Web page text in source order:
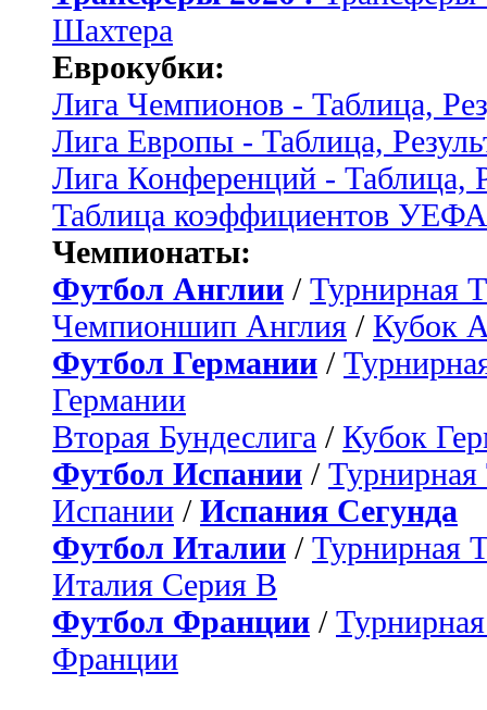
Шахтера
Еврокубки:
Лига Чемпионов - Таблица,
Лига Европы - Таблица,
Лига Конференций - Таблица,
Таблица коэффициентов УЕФА
Чемпионаты:
Футбол Англии / Турнирная
Чемпионшип Англия / Кубок
Футбол Германии /
Германии
Вторая Бундеслига / Кубок
Футбол Испании / Турнирная
Испании / Испания Сегунда
Футбол Италии / Турнирная
Италия Серия B
Футбол Франции /
Франции